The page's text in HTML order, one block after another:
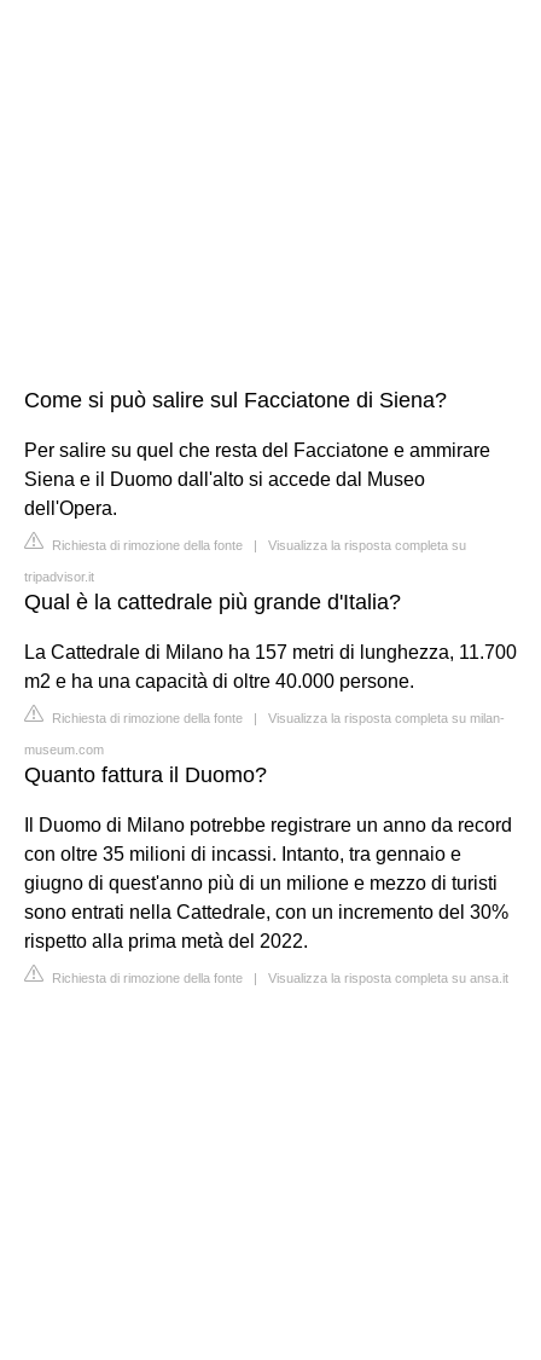
Come si può salire sul Facciatone di Siena?
Per salire su quel che resta del Facciatone e ammirare
Siena e il Duomo dall'alto si accede dal Museo
dell'Opera.
Richiesta di rimozione della fonte | Visualizza la risposta completa su
tripadvisor.it
Qual è la cattedrale più grande d'Italia?
La Cattedrale di Milano ha 157 metri di lunghezza, 11.700
m2 e ha una capacità di oltre 40.000 persone.
Richiesta di rimozione della fonte | Visualizza la risposta completa su milan-
museum.com
Quanto fattura il Duomo?
Il Duomo di Milano potrebbe registrare un anno da record
con oltre 35 milioni di incassi. Intanto, tra gennaio e
giugno di quest'anno più di un milione e mezzo di turisti
sono entrati nella Cattedrale, con un incremento del 30%
rispetto alla prima metà del 2022.
Richiesta di rimozione della fonte | Visualizza la risposta completa su ansa.it